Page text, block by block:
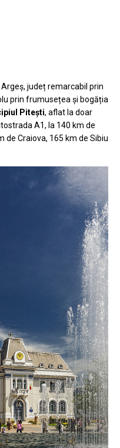
județ remarcabil prin
prin frumusețea și bogăția
Pitești, aflat la doar
A1, la 140 km de
de Craiova, 165 km de Sibiu